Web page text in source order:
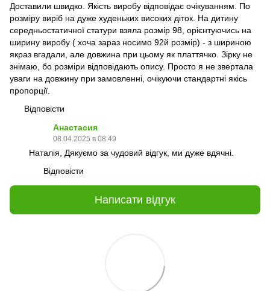
Доставили швидко. Якість виробу відповідає очікуванням. По
розміру виріб на дуже худеньких високих діток. На дитину
середньостатичної статури взяла розмір 98, орієнтуючись на
ширину виробу ( хоча зараз носимо 92й розмір) - з шириною
якраз вгадали, але довжина при цьому як платтячко. Зірку не
знімаю, бо розміри відповідають опису. Просто я не звертала
уваги на довжину при замовленні, очікуючи стандартні якісь
пропорції.
Відповісти
Анастасия
08.04.2025 в 08:49
Наталія, Дякуємо за чудовий відгук, ми дуже вдячні.
Відповісти
Написати відгук